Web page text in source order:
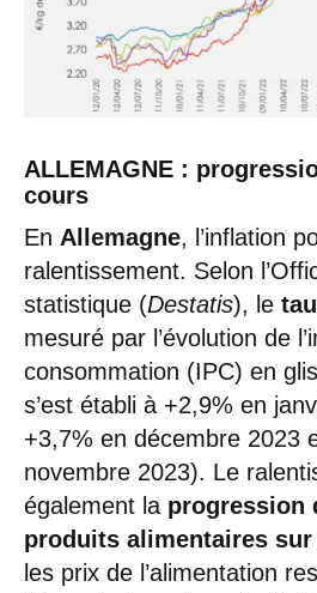
ALLEMAGNE :
cours
En Allemagne, l’inflation
ralentissement. Selon
statistique (Destatis), le
mesuré par l’évolution de
consommation (IPC) en
s’est établi à +2,9% en
+3,7% en décembre 2023
novembre 2023). Le
également la progression
produits alimentaires sur
les prix de l’alimentation